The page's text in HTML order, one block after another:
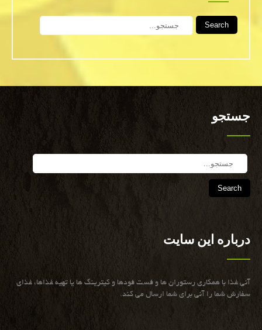
Search
جستجو
درباره این سایت
آنی غذا با همكاری رستوران ها و فست فودها و كیترینگ ها یا تهیه غذاها، غذای
سفارش شما را آنی برای شما ارسال می كند.